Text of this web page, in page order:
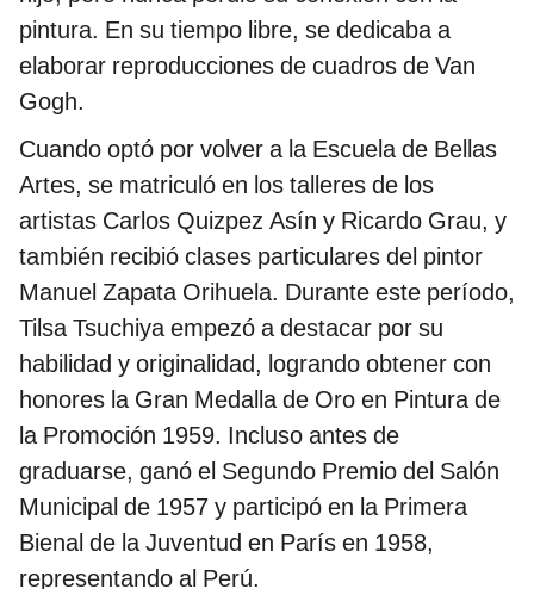
pintura. En su tiempo libre, se dedicaba a
elaborar reproducciones de cuadros de Van
Gogh.
Cuando optó por volver a la Escuela de Bellas
Artes, se matriculó en los talleres de los
artistas Carlos Quizpez Asín y Ricardo Grau, y
también recibió clases particulares del pintor
Manuel Zapata Orihuela. Durante este período,
Tilsa Tsuchiya empezó a destacar por su
habilidad y originalidad, logrando obtener con
honores la Gran Medalla de Oro en Pintura de
la Promoción 1959. Incluso antes de
graduarse, ganó el Segundo Premio del Salón
Municipal de 1957 y participó en la Primera
Bienal de la Juventud en París en 1958,
representando al Perú.